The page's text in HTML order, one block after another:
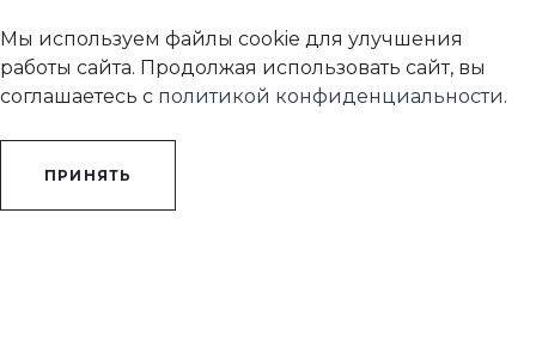
Мы используем файлы cookie для улучшения
работы сайта. Продолжая использовать сайт, вы
соглашаетесь с политикой конфиденциальности.
ПРИНЯТЬ